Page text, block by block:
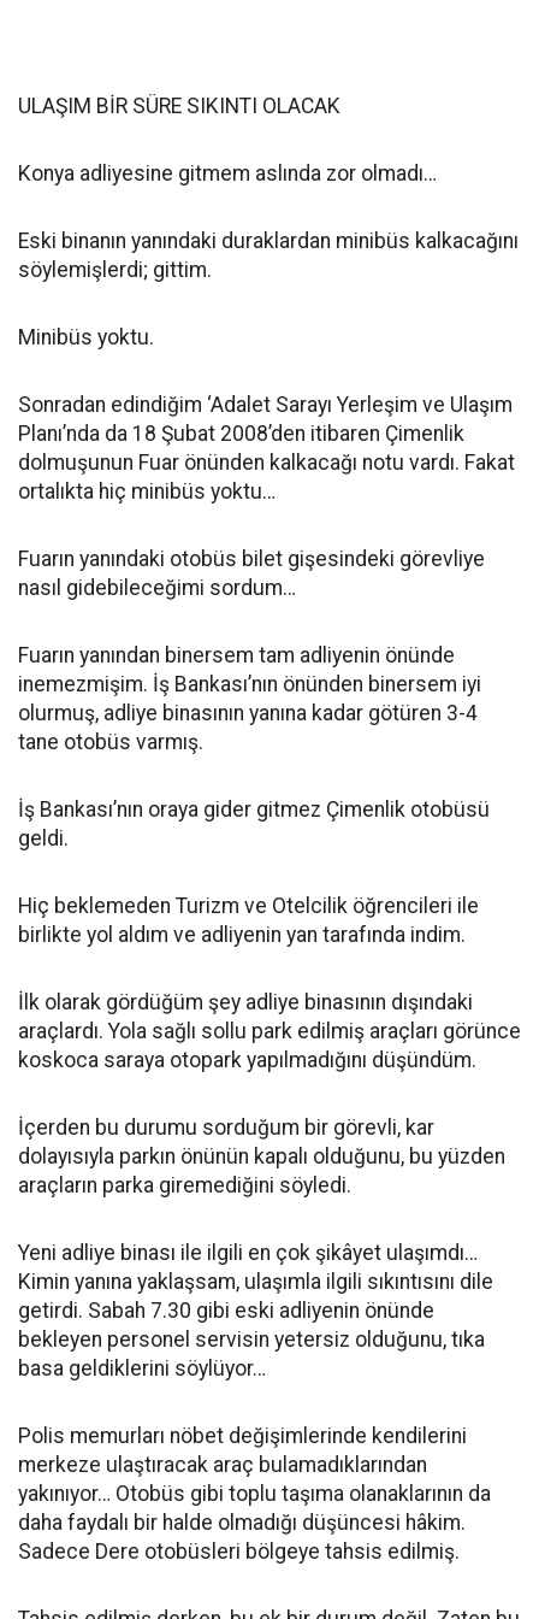
ULAŞIM BİR SÜRE SIKINTI OLACAK
Konya adliyesine gitmem aslında zor olmadı…
Eski binanın yanındaki duraklardan minibüs kalkacağını
söylemişlerdi; gittim.
Minibüs yoktu.
Sonradan edindiğim ‘Adalet Sarayı Yerleşim ve Ulaşım
Planı’nda da 18 Şubat 2008’den itibaren Çimenlik
dolmuşunun Fuar önünden kalkacağı notu vardı. Fakat
ortalıkta hiç minibüs yoktu…
Fuarın yanındaki otobüs bilet gişesindeki görevliye
nasıl gidebileceğimi sordum…
Fuarın yanından binersem tam adliyenin önünde
inemezmişim. İş Bankası’nın önünden binersem iyi
olurmuş, adliye binasının yanına kadar götüren 3-4
tane otobüs varmış.
İş Bankası’nın oraya gider gitmez Çimenlik otobüsü
geldi.
Hiç beklemeden Turizm ve Otelcilik öğrencileri ile
birlikte yol aldım ve adliyenin yan tarafında indim.
İlk olarak gördüğüm şey adliye binasının dışındaki
araçlardı. Yola sağlı sollu park edilmiş araçları görünce
koskoca saraya otopark yapılmadığını düşündüm.
İçerden bu durumu sorduğum bir görevli, kar
dolayısıyla parkın önünün kapalı olduğunu, bu yüzden
araçların parka giremediğini söyledi.
Yeni adliye binası ile ilgili en çok şikâyet ulaşımdı…
Kimin yanına yaklaşsam, ulaşımla ilgili sıkıntısını dile
getirdi. Sabah 7.30 gibi eski adliyenin önünde
bekleyen personel servisin yetersiz olduğunu, tıka
basa geldiklerini söylüyor…
Polis memurları nöbet değişimlerinde kendilerini
merkeze ulaştıracak araç bulamadıklarından
yakınıyor… Otobüs gibi toplu taşıma olanaklarının da
daha faydalı bir halde olmadığı düşüncesi hâkim.
Sadece Dere otobüsleri bölgeye tahsis edilmiş.